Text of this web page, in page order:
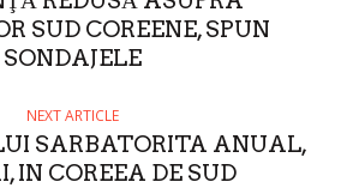
SUD COREENE, SPUN
SONDAJELE
NEXT ARTICLE
SARBATORITA ANUAL,
IN COREEA DE SUD